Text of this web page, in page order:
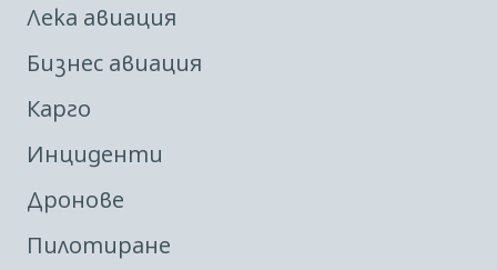
Лека авиация
Бизнес авиация
Карго
Инциденти
Дронове
Пилотиране